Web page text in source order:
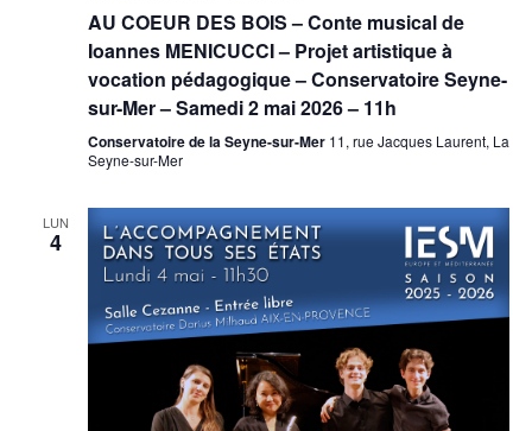
AU COEUR DES BOIS – Conte musical de
Ioannes MENICUCCI – Projet artistique à
vocation pédagogique – Conservatoire Seyne-
sur-Mer – Samedi 2 mai 2026 – 11h
Conservatoire de la Seyne-sur-Mer 11, rue Jacques Laurent, La
Seyne-sur-Mer
LUN
4